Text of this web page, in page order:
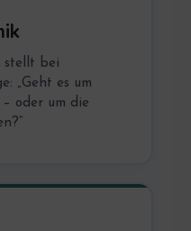
stellt bei
„Geht es um
oder um die